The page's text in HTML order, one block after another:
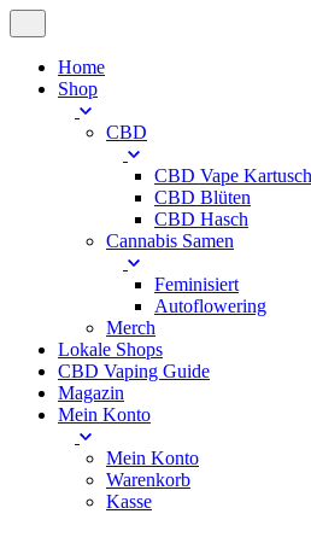
Home
Shop
CBD
CBD Vape
CBD Blüten
CBD Hasch
Cannabis Samen
Feminisiert
Autoflowering
Merch
Lokale Shops
CBD Vaping Guide
Magazin
Mein Konto
Mein Konto
Warenkorb
Kasse